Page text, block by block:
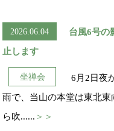
2026.06.04
台風6号の
止します
坐禅会
6月2日夜
雨で、当山の本堂は東北
ら吹...... ＞＞